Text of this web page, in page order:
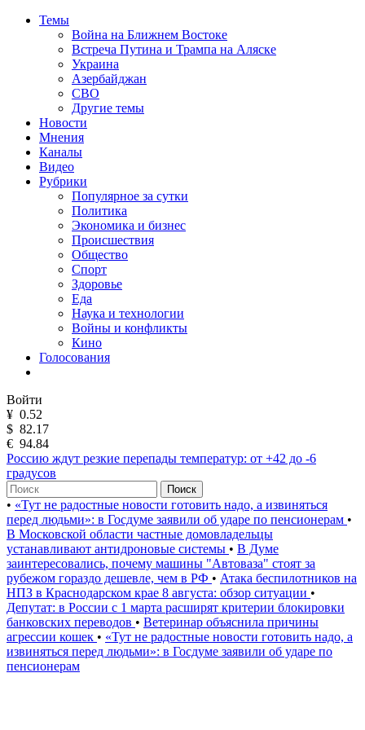
Темы
Война на Ближнем Востоке
Встреча Путина и Трампа на Аляске
Украина
Азербайджан
СВО
Другие темы
Новости
Мнения
Каналы
Видео
Рубрики
Популярное за сутки
Политика
Экономика и бизнес
Происшествия
Общество
Спорт
Здоровье
Еда
Наука и технологии
Войны и конфликты
Кино
Голосования
Войти
¥ 0.52
$ 82.17
€ 94.84
Россию ждут резкие перепады температур: от +42 до -6
градусов
Поиск
• «Тут не радостные новости готовить надо, а извиняться
перед людьми»: в Госдуме заявили об ударе по пенсионерам •
В Московской области частные домовладельцы
устанавливают антидроновые системы • В Думе
заинтересовались, почему машины "Автоваза" стоят за
рубежом гораздо дешевле, чем в РФ • Атака беспилотников на
НПЗ в Краснодарском крае 8 августа: обзор ситуации •
Депутат: в России с 1 марта расширят критерии блокировки
банковских переводов • Ветеринар объяснила причины
агрессии кошек • «Тут не радостные новости готовить надо, а
извиняться перед людьми»: в Госдуме заявили об ударе по
пенсионерам